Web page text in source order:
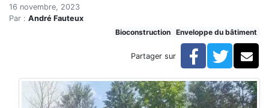
Accueil
Articles
Premier atelier sur les murs en pisé de terre crue
Premier atelier sur les murs
16 novembre, 2023
Par : André Fauteux
Bioconstruction
Enveloppe du bâtiment
Partager sur Facebook